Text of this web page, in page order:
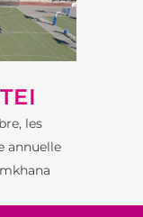
les
annuelle